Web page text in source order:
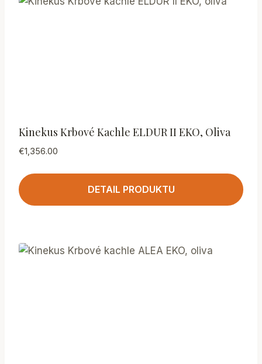
Kinekus Krbové Kachle ELDUR II EKO, Oliva
€1,356.00
DETAIL PRODUKTU